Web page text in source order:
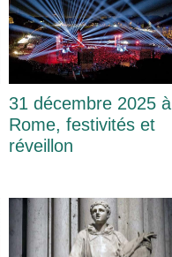
31 décembre 2025 à
Rome, festivités et
réveillon